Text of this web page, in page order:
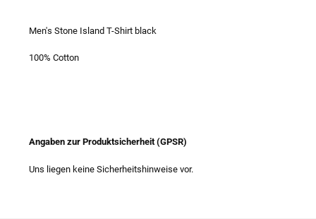
Men's Stone Island T-Shirt black
100% Cotton
Angaben zur Produktsicherheit (GPSR)
Uns liegen keine Sicherheitshinweise vor.